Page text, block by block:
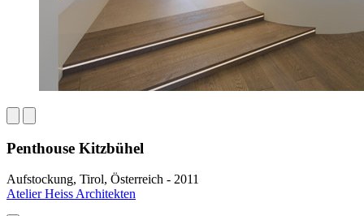
Penthouse Kitzbühel
Aufstockung, Tirol, Österreich - 2011
Atelier Heiss Architekten